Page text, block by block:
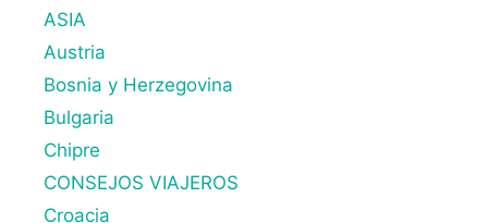
ASIA
Austria
Bosnia y Herzegovina
Bulgaria
Chipre
CONSEJOS VIAJEROS
Croacia